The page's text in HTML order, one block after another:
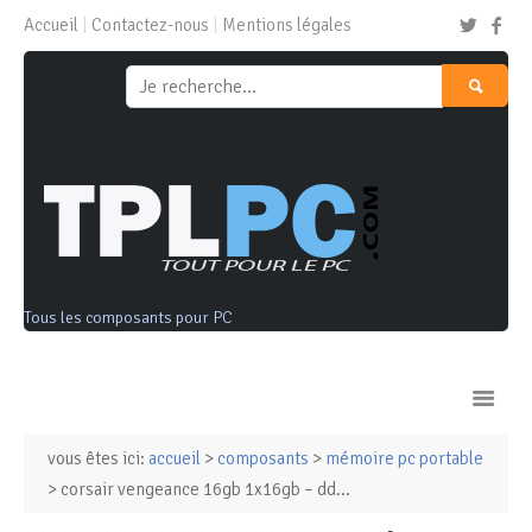
Accueil Contactez-nous Mentions légales
Tous les composants pour PC
Ordinateurs & Tablettes
vous êtes ici: accueil > composants > mémoire pc portable
> corsair vengeance 16gb 1x16gb – dd...